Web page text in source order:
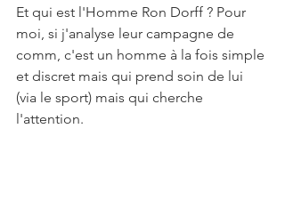
Et qui est l'Homme Ron Dorff ? Pour
moi, si j'analyse leur campagne de
comm, c'est un homme à la fois simple
et discret mais qui prend soin de lui
(via le sport) mais qui cherche
l'attention.